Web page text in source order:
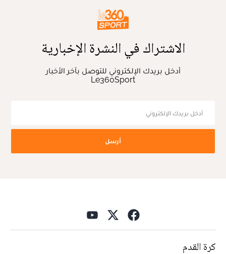
الاشتراك في النشرة الإخبارية
أدخل بريدك الإلكتروني للتوصل بآخر الأخبار
Le360Sport
أرسل
كرة القدم